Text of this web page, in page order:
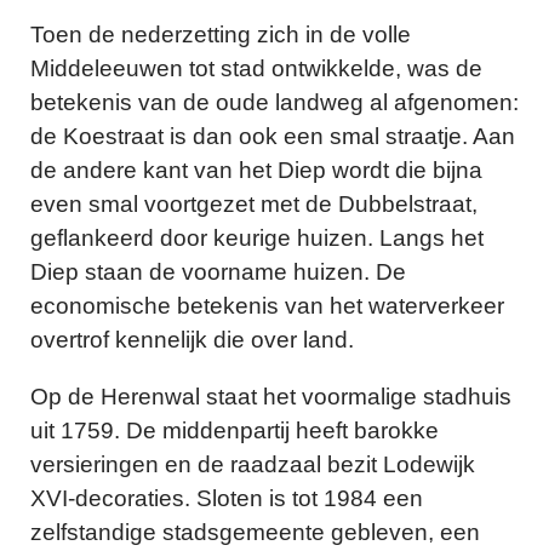
Toen de nederzetting zich in de volle
Middeleeuwen tot stad ontwikkelde, was de
betekenis van de oude landweg al afgenomen:
de Koestraat is dan ook een smal straatje. Aan
de andere kant van het Diep wordt die bijna
even smal voortgezet met de Dubbelstraat,
geflankeerd door keurige huizen. Langs het
Diep staan de voorname huizen. De
economische betekenis van het waterverkeer
overtrof kennelijk die over land.
Op de Herenwal staat het voormalige stadhuis
uit 1759. De middenpartij heeft barokke
versieringen en de raadzaal bezit Lodewijk
XVI-decoraties. Sloten is tot 1984 een
zelfstandige stadsgemeente gebleven, een